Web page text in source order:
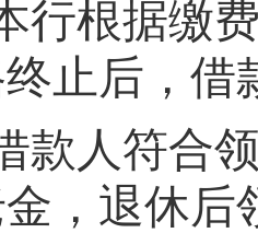
行根据缴
止后，借
款人符合
，退休后